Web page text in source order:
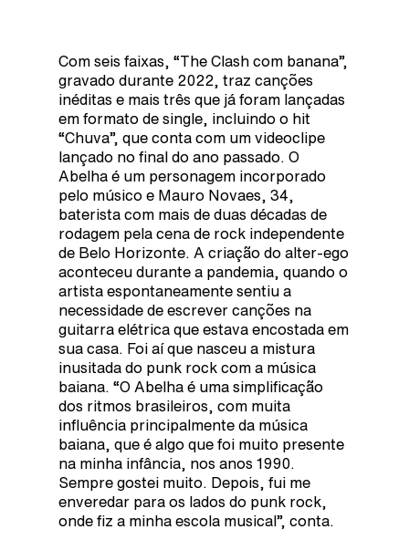
Com seis faixas, “The Clash com banana”,
gravado durante 2022, traz canções
inéditas e mais três que já foram lançadas
em formato de single, incluindo o hit
“Chuva”, que conta com um videoclipe
lançado no final do ano passado. O
Abelha é um personagem incorporado
pelo músico e Mauro Novaes, 34,
baterista com mais de duas décadas de
rodagem pela cena de rock independente
de Belo Horizonte. A criação do alter-ego
aconteceu durante a pandemia, quando o
artista espontaneamente sentiu a
necessidade de escrever canções na
guitarra elétrica que estava encostada em
sua casa. Foi aí que nasceu a mistura
inusitada do punk rock com a música
baiana. “O Abelha é uma simplificação
dos ritmos brasileiros, com muita
influência principalmente da música
baiana, que é algo que foi muito presente
na minha infância, nos anos 1990.
Sempre gostei muito. Depois, fui me
enveredar para os lados do punk rock,
onde fiz a minha escola musical”, conta.